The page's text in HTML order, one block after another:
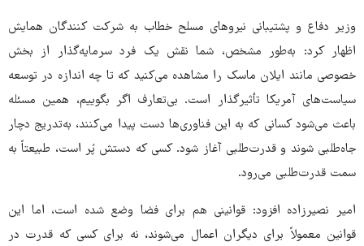
وزیر دفاع و پشتیبانی نیروهای مسلح خطاب به شرکت کنندگان همایش
اظهار کرد: به‌طور مشخص، شما نقش یک فرد سرمایه‌گذار از بخش
خصوصی مانند ایلان ماسک را مشاهده می‌کنید که تا چه اندازه در توسعه
سیاست‌های آمریکا تأثیرگذار است. بی‌تعارف اگر بگوییم، همین مسئله
باعث می‌شود کسانی که به این فناوری‌ها دست پیدا می‌کنند، به‌تدریج دچار
جاه‌طلبی شوند و قدرت‌طلبی آغاز شود. کسی که دستش پُر است، طبیعتاً به
سمت قدرت‌طلبی می‌رود.
امیر نصیرزاده افزود: قوانینی هم برای فضا وضع شده است، اما این
قوانین معمولاً برای دیگران اعمال می‌شوند، نه برای کسی که قدرت در